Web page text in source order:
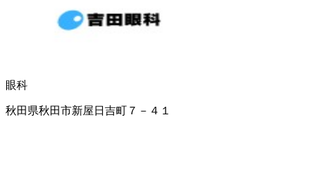
眼科
秋田県秋田市新屋日吉町７－４１